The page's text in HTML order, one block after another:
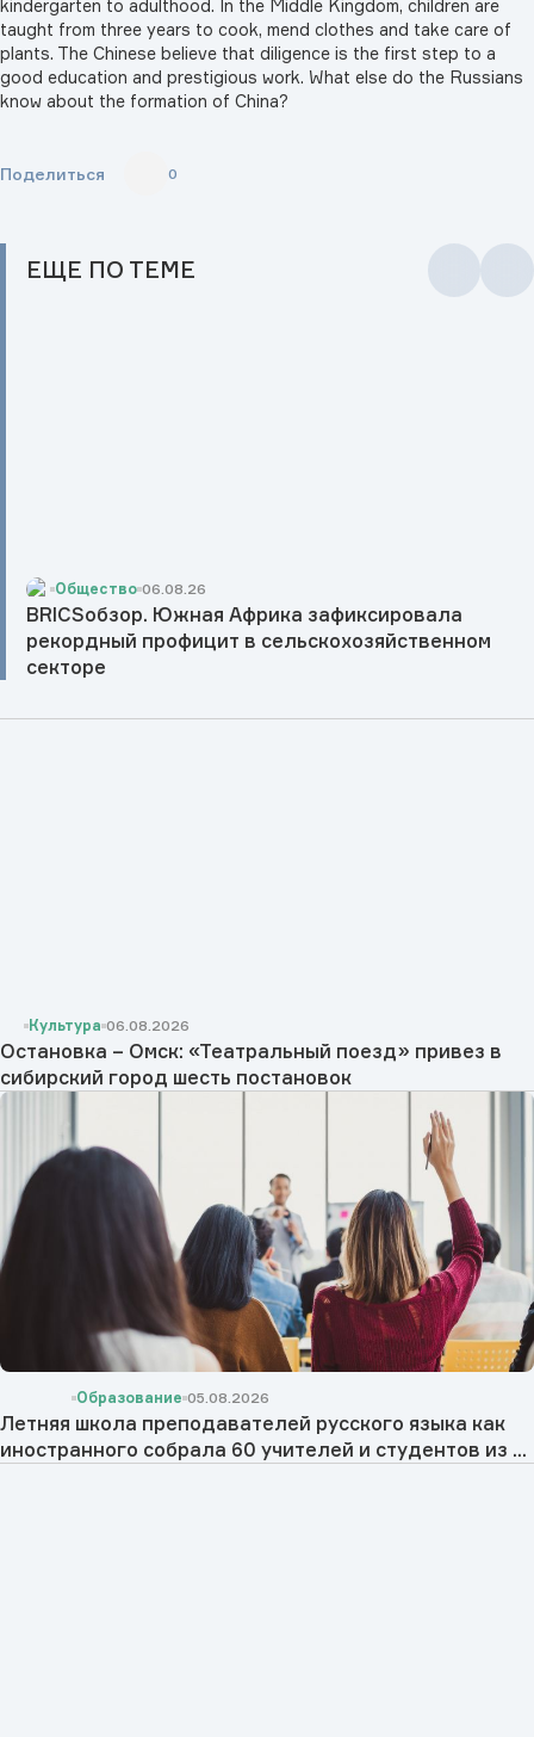
kindergarten to adulthood. In the Middle Kingdom, children are
taught from three years to cook, mend clothes and take care of
plants. The Chinese believe that diligence is the first step to a
good education and prestigious work. What else do the Russians
know about the formation of China?
Поделиться 0
ЕЩЕ ПО ТЕМЕ
Общество 06.08.26
BRICSобзор. Южная Африка зафиксировала
рекордный профицит в сельскохозяйственном
секторе
Культура 06.08.2026
Остановка – Омск: «Театральный поезд» привез в
сибирский город шесть постановок
Образование 05.08.2026
Летняя школа преподавателей русского языка как
иностранного собрала 60 учителей и студентов из ...